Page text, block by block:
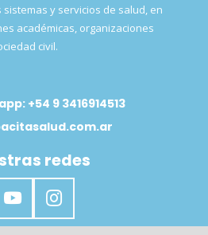
y servicios de salud, en
académicas, organizaciones
civil.
+54 9 3416914513
redes